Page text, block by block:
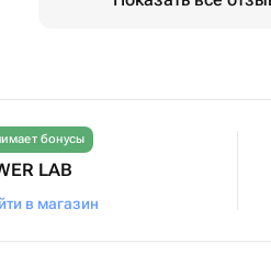
бонусы
LAB
в магазин